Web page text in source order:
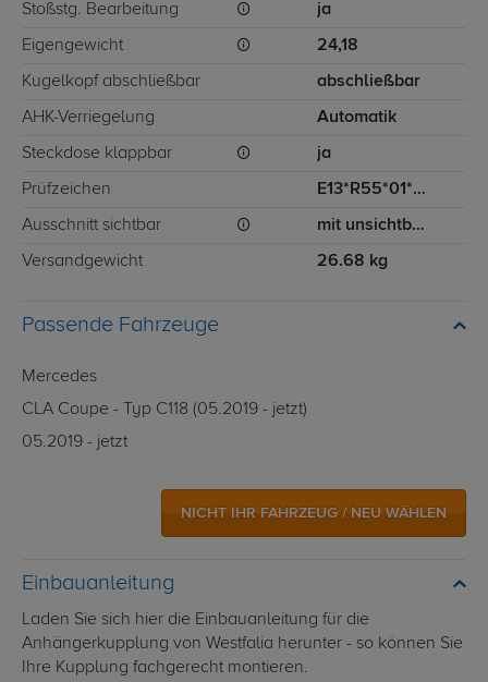
Stoßstg. Bearbeitung ja
Eigengewicht 24,18
Kugelkopf abschließbar abschließbar
AHK-Verriegelung Automatik
Steckdose klappbar ja
Prüfzeichen E13*R55*01*11479
Ausschnitt sichtbar mit unsichtbarem Ausschnitt für Stoßstange
Versandgewicht 26.68 kg
Passende Fahrzeuge
Mercedes
CLA Coupe - Typ C118 (05.2019 - jetzt)
05.2019 - jetzt
NICHT IHR FAHRZEUG / NEU WÄHLEN
Einbauanleitung
Laden Sie sich hier die Einbauanleitung für die
Anhängerkupplung von Westfalia herunter - so können Sie
Ihre Kupplung fachgerecht montieren.